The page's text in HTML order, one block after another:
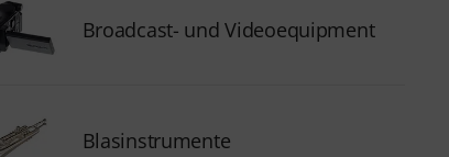
Broadcast- und Videoequipment
Blasinstrumente